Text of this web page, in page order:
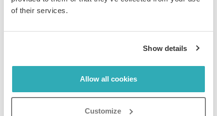
of their services.
Show details
Allow all cookies
Customize